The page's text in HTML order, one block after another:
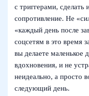
с триггерами,
сопротивление. Не
«каждый день после
соцсетям в это время
вы делаете маленькое
вдохновения, и не
неидеально, а просто
следующий день.